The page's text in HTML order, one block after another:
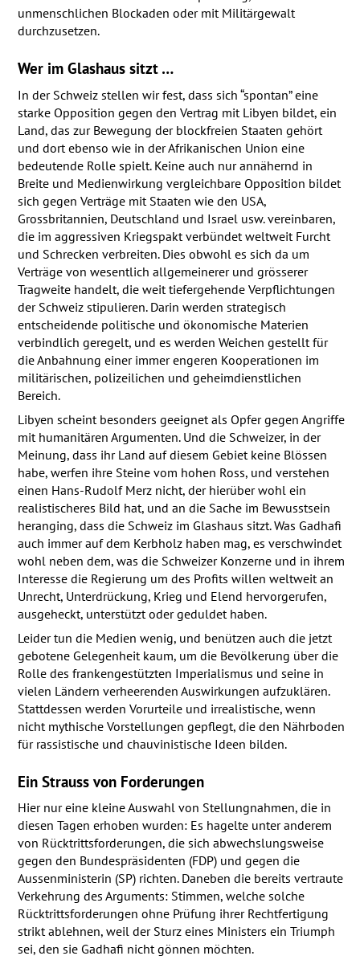
unmenschlichen Blockaden oder mit Militärgewalt
durchzusetzen.
Wer im Glashaus sitzt …
In der Schweiz stellen wir fest, dass sich “spontan” eine
starke Opposition gegen den Vertrag mit Libyen bildet, ein
Land, das zur Bewegung der blockfreien Staaten gehört
und dort ebenso wie in der Afrikanischen Union eine
bedeutende Rolle spielt. Keine auch nur annähernd in
Breite und Medienwirkung vergleichbare Opposition bildet
sich gegen Verträge mit Staaten wie den USA,
Grossbritannien, Deutschland und Israel usw. vereinbaren,
die im aggressiven Kriegspakt verbündet weltweit Furcht
und Schrecken verbreiten. Dies obwohl es sich da um
Verträge von wesentlich allgemeinerer und grösserer
Tragweite handelt, die weit tiefergehende Verpflichtungen
der Schweiz stipulieren. Darin werden strategisch
entscheidende politische und ökonomische Materien
verbindlich geregelt, und es werden Weichen gestellt für
die Anbahnung einer immer engeren Kooperationen im
militärischen, polizeilichen und geheimdienstlichen
Bereich.
Libyen scheint besonders geeignet als Opfer gegen Angriffe
mit humanitären Argumenten. Und die Schweizer, in der
Meinung, dass ihr Land auf diesem Gebiet keine Blössen
habe, werfen ihre Steine vom hohen Ross, und verstehen
einen Hans-Rudolf Merz nicht, der hierüber wohl ein
realistischeres Bild hat, und an die Sache im Bewusstsein
heranging, dass die Schweiz im Glashaus sitzt. Was Gadhafi
auch immer auf dem Kerbholz haben mag, es verschwindet
wohl neben dem, was die Schweizer Konzerne und in ihrem
Interesse die Regierung um des Profits willen weltweit an
Unrecht, Unterdrückung, Krieg und Elend hervorgerufen,
ausgeheckt, unterstützt oder geduldet haben.
Leider tun die Medien wenig, und benützen auch die jetzt
gebotene Gelegenheit kaum, um die Bevölkerung über die
Rolle des frankengestützten Imperialismus und seine in
vielen Ländern verheerenden Auswirkungen aufzuklären.
Stattdessen werden Vorurteile und irrealistische, wenn
nicht mythische Vorstellungen gepflegt, die den Nährboden
für rassistische und chauvinistische Ideen bilden.
Ein Strauss von Forderungen
Hier nur eine kleine Auswahl von Stellungnahmen, die in
diesen Tagen erhoben wurden: Es hagelte unter anderem
von Rücktrittsforderungen, die sich abwechslungsweise
gegen den Bundespräsidenten (FDP) und gegen die
Aussenministerin (SP) richten. Daneben die bereits vertraute
Verkehrung des Arguments: Stimmen, welche solche
Rücktrittsforderungen ohne Prüfung ihrer Rechtfertigung
strikt ablehnen, weil der Sturz eines Ministers ein Triumph
sei, den sie Gadhafi nicht gönnen möchten.